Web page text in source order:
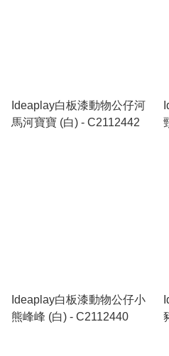
Ideaplay白板漆動物公仔河
馬河寶寶 (白) - C2112442
Ideaplay白板漆動物公仔小
熊峰峰 (白) - C2112440